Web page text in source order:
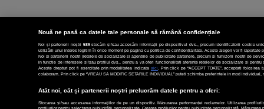
Nouă ne pasă ca datele tale personale să rămână confidențiale
Noi și partenerii noștri 589stocăm și/sau accesăm informații pe dispozitivul dvs., precum identificatorii cookie
utilizării unui interes legitim în orice moment pe pagina cu politica de confidențialitate. Aceste alegeri vor fi raportate
Noi si partenerii nostri (retelele de socializare si agentiile de publicitate partenere, precum si furnizorii nostri de
in functie de interesele si/sau profilul dvs., pentru a va oferi functionalitati aferente retelelor de socializare si
Aceste drepturi pot fi exercitate prin modalitatea indicata aici. Prin click pe “ACCEPT TOATE”, acceptati
colaboram. Prin click pe “VREAU SA MODIFIC SETARILE INDIVIDUAL” puteti schimba preferintele in mod
Atât noi, cât și partenerii noștri prelucrăm datele pentru a oferi:
Stocarea și/sau accesarea informațiilor de pe un dispozitiv. Măsurarea performanței reclamelor. Utilizarea